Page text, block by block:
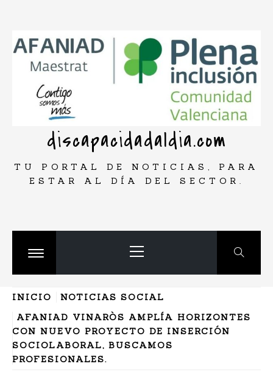
contenido
discapacidadaldia.com
TU PORTAL DE NOTICIAS, PARA
ESTAR AL DÍA DEL SECTOR.
Cambiar
principal
INICIO
NOTICIAS SOCIAL
AFANIAD VINARÒS AMPLÍA HORIZONTES
CON NUEVO PROYECTO DE INSERCIÓN
SOCIOLABORAL, BUSCAMOS
PROFESIONALES.